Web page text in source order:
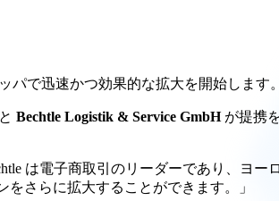
パで迅速かつ効果的な拡大を開始します。
Bechtle Logistik & Service GmbH が提携
は電子商取引のリーダーであり、ヨー
さらに拡大することができます。」